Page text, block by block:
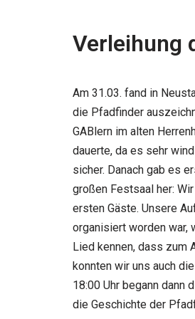
Verleihung
Am 31.03. fand in
die Pfadfinder
GABlern im alten
dauerte, da es sehr
sicher. Danach gab es
großen Festsaal her:
ersten Gäste. Unsere
organisiert worden war,
Lied kennen, dass zum
konnten wir uns auch
18:00 Uhr begann dann
die Geschichte der